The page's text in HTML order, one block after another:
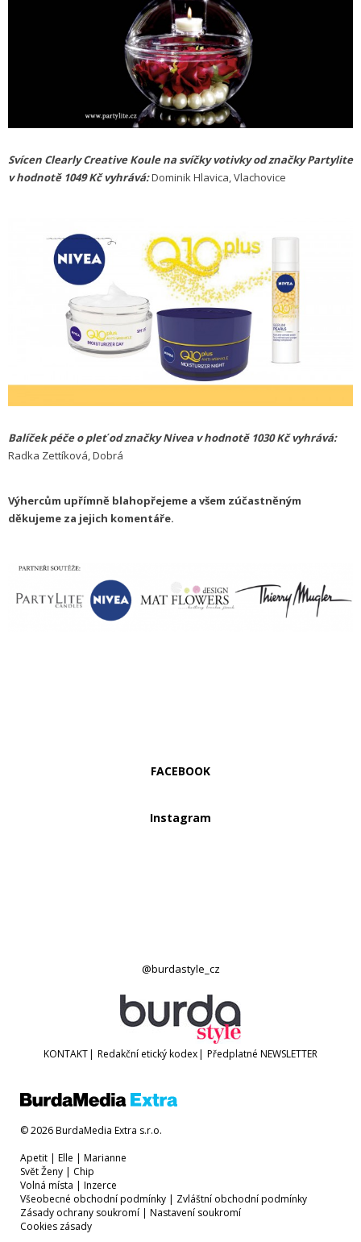
Svícen Clearly Creative Koule na svíčky votivky od značky Partylite
v hodnotě 1049 Kč vyhrává:Dominik Hlavica, Vlachovice
Balíček péče o pleť od značky Nivea v hodnotě 1030 Kč vyhrává:
Radka Zettíková, Dobrá
Výhercům upřímně blahopřejeme a všem zúčastněným
děkujeme za jejich komentáře.
FACEBOOK
Instagram
@burdastyle_cz
KONTAKT| Redakční etický kodex| Předplatné NEWSLETTER
© 2026 BurdaMedia Extra s.r.o.
Apetit | Elle | Marianne
Svět Ženy | Chip
Volná místa | Inzerce
Všeobecné obchodní podmínky | Zvláštní obchodní podmínky
Zásady ochrany soukromí | Nastavení soukromí
Cookies zásady